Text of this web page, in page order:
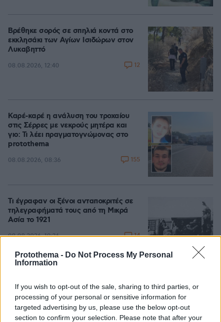
Protothema - Do Not Process My Personal
Information
If you wish to opt-out of the sale, sharing to third parties, or
processing of your personal or sensitive information for
targeted advertising by us, please use the below opt-out
section to confirm your selection. Please note that after your
Βρέθηκε σορός σε σπηλιά κοντά στο
εκκλησάκι των Αγίων Ισιδώρων στον
Λυκαβηττό
08.08.2026, 12:40 12
Καρέ-καρέ η ανάλυση του τροχαίου
στις Σέρρες με νεκρούς μητέρα και
γιο: Τι λέει πραγματογνώμονας στο
protothema
08.08.2026, 08:36 155
Τι έγραφαν οι ξένοι ανταποκριτές σε
τηλεγραφήματά τους από τη Μικρά
Ασία το 1921
08.08.2026, 10:26 14
Ο «Δράκος» του Λονδίνου: 40χρονος
με προβλήματα όρασης σκότωνε και
βίαζε γυναίκες, η αστυνομία τον είχε
συλλάβει και τον άφησε ελεύθερο